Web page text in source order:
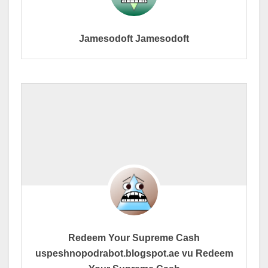
Jamesodoft Jamesodoft
Redeem Your Supreme Cash
uspeshnopodrabot.blogspot.ae vu Redeem